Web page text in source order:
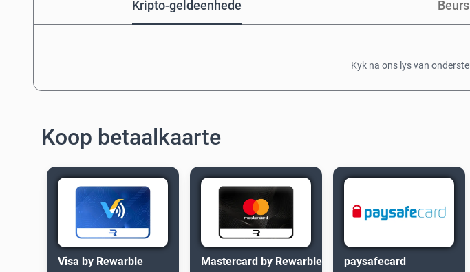
Kripto-geldeenhede
Kyk na ons lys van
Koop betaalkaarte
Visa by Rewarble Mastercard by Rewarble paysafecard